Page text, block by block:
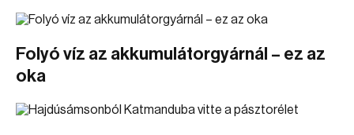
Folyó víz az akkumulátorgyárnál – ez az
oka